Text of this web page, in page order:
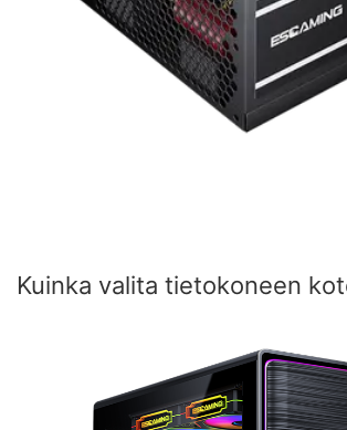
Kuinka valita tietokoneen